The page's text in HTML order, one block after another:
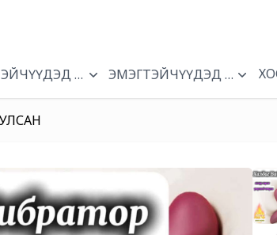
ЗОРИУЛСАН
ЭМЭГТЭЙЧҮҮДЭД